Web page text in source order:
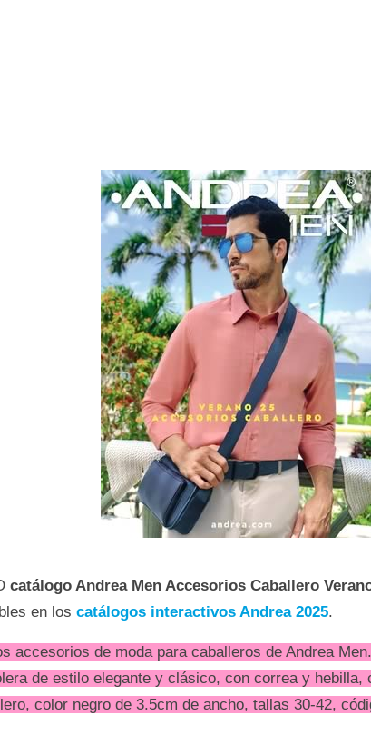
catálogo Andrea Men Accesorios Caballero
en los catálogos interactivos Andrea 2025.
accesorios de moda para caballeros de Andrea
de estilo elegante y clásico, con correa y hebilla,
color negro de 3.5cm de ancho, tallas 30-42,